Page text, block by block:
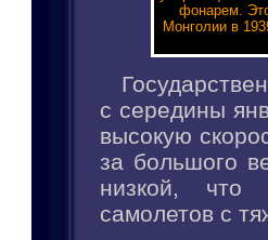
фонарем.
Монголии в
с середины
высокую
за большого
низкой, что
самолетов с